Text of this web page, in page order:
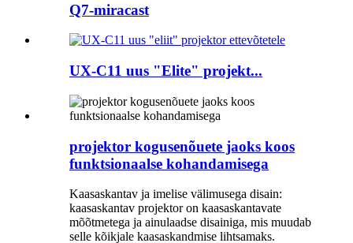
Q7-miracast
UX-C11 uus "Elite" projekt...
projektor kogusenõuete jaoks koos
funktsionaalse kohandamisega
Kaasaskantav ja imelise välimusega disain:
kaasaskantav projektor on kaasaskantavate
mõõtmetega ja ainulaadse disainiga, mis muudab
selle kõikjale kaasaskandmise lihtsamaks.